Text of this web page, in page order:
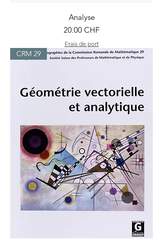
Analyse
Prix
20.00 CHF
Frais de port
CRM 29